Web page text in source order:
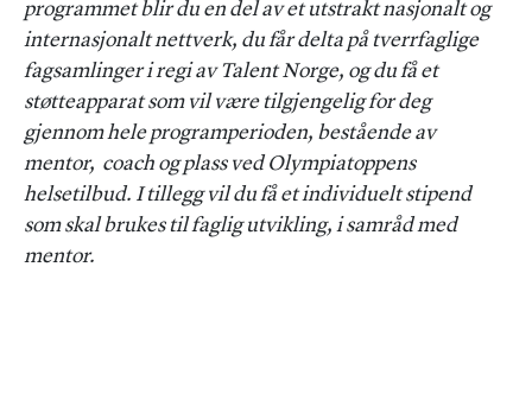
programmet blir du en del av et utstrakt nasjonalt og
internasjonalt nettverk, du får delta på tverrfaglige
fagsamlinger i regi av Talent Norge, og du få et
støtteapparat som vil være tilgjengelig for deg
gjennom hele programperioden, bestående av
mentor, coach og plass ved Olympiatoppens
helsetilbud. I tillegg vil du få et individuelt stipend
som skal brukes til faglig utvikling, i samråd med
mentor.